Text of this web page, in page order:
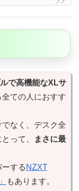
で高機能なXLサ
全ての人におすす
なく、デスク全
って、
まさに最
する NZXT
もあります。